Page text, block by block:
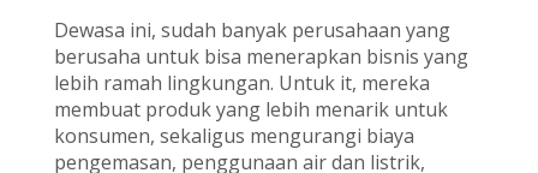
Dewasa ini, sudah banyak perusahaan yang
berusaha untuk bisa menerapkan bisnis yang
lebih ramah lingkungan. Untuk it, mereka
membuat produk yang lebih menarik untuk
konsumen, sekaligus mengurangi biaya
pengemasan, penggunaan air dan listrik,